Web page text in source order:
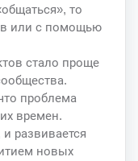
то
или с помощью
стало проще
проблема
времен.
развивается
новых